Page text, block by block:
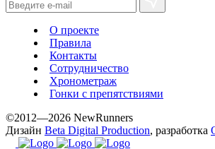
with
prices.
О проекте
Правила
Контакты
Сотрудничество
Хронометраж
Гонки с препятствиями
©2012—2026 NewRunners
Дизайн Beta Digital Production, разработка